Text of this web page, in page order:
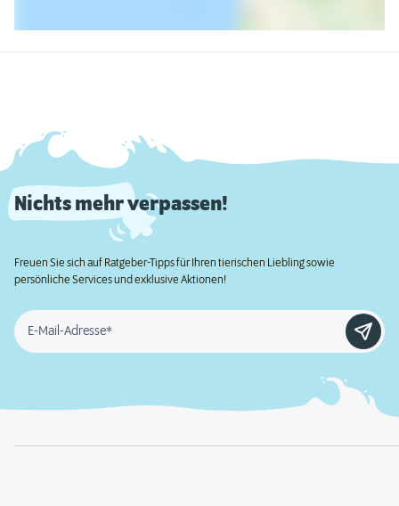
Nichts mehr verpassen!
Freuen Sie sich auf Ratgeber-Tipps für Ihren tierischen Liebling sowie
persönliche Services und exklusive Aktionen!
E-Mail-Adresse*